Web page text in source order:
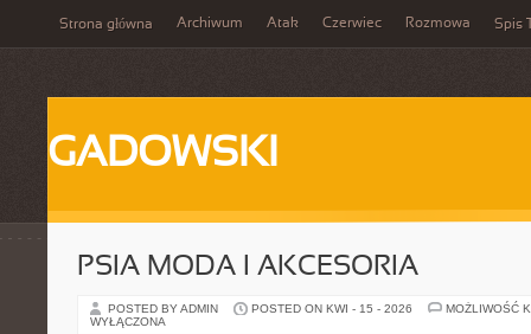
Strona główna Archiwum Atak Czerwiec Rozmowa Spis
GADOWSKI
PSIA MODA I AKCESORIA
POSTED BY ADMIN POSTED ON KWI - 15 - 2026
MOŻLIWOŚĆ
WYŁĄCZONA